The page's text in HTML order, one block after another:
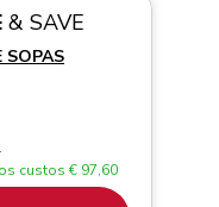
& SAVE
SOPAS
custos € 97,60